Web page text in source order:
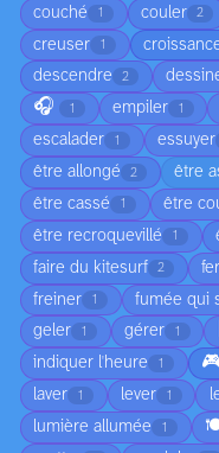
couché 1 couler 2
creuser 1
descendre 2
🎧 1 empiler 1
escalader 1 essuyer
être allongé 2 être
être cassé 1 être
être recroquevillé 1
faire du kitesurf 2
freiner 1 fumée qui
geler 1 gérer 1
indiquer l'heure 1
laver 1 lever 1
lumière allumée 1